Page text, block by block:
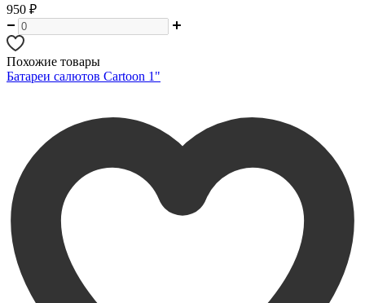
950 ₽
Похожие товары
Батареи салютов Cartoon 1"